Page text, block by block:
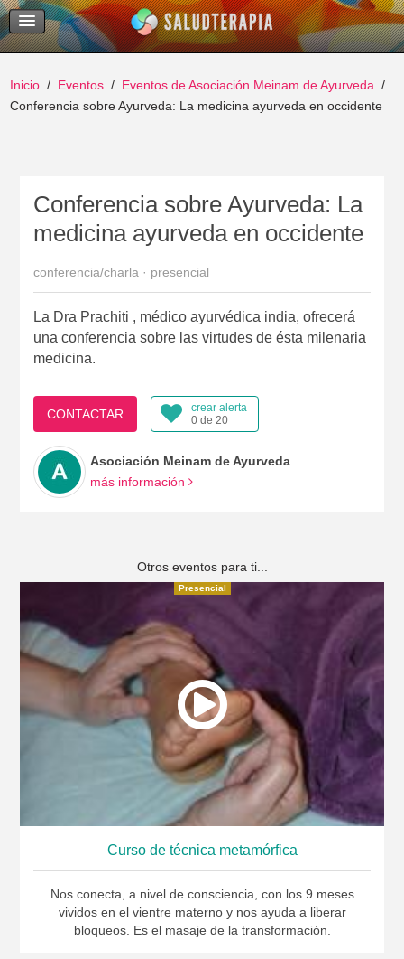
Temas Recientes
Buscar
Inicio Eventos
Eventos de Asociación Meinam de Ayurveda
Conferencia sobre Ayurveda: La medicina ayurveda en occidente
Conferencia sobre Ayurveda: La
medicina ayurveda en occidente
conferencia/charla · presencial
La Dra Prachiti , médico ayurvédica india, ofrecerá
una conferencia sobre las virtudes de ésta milenaria
medicina.
CONTACTAR
crear alerta
0 de 20
Asociación Meinam de Ayurveda
más información
Otros eventos para ti...
Curso de técnica metamórfica
Nos conecta, a nivel de consciencia, con los 9 meses
vividos en el vientre materno y nos ayuda a liberar
bloqueos. Es el masaje de la transformación.
Presencial